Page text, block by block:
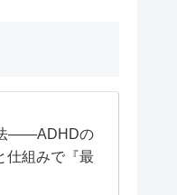
法——ADHDの
仕組みで『最